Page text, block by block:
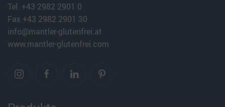
Tel. +43 2982 2901 0
Fax +43 2982 2901 30
info@mantler-glutenfrei.at
www.mantler-glutenfrei.com